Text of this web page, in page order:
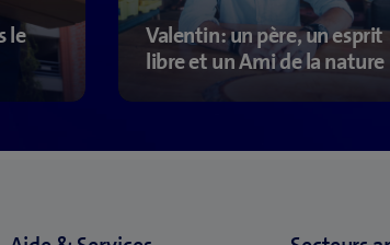
le
Valentin: un père, un esprit
libre et un Ami de la nature